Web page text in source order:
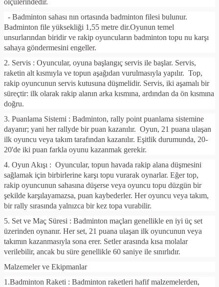
- Badminton sahası nın ortasında badminton filesi bulunur.
Badminton file yüksekliği 1,55 metre dir.Oyunun temel
unsurlarından biridir ve rakip oyuncuların badminton topu nu karşı
sahaya göndermesini engeller.
2. Servis : Oyuncular, oyuna başlangıç servis ile başlar. Servis,
raketin alt kısmıyla ve topun aşağıdan vurulmasıyla yapılır. Top,
rakip oyuncunun servis kutusuna düşmelidir. Servis, iki aşamalı bir
süreçtir: ilk olarak rakip alanın arka kısmına, ardından da ön kısmına
doğru.
3. Puanlama Sistemi : Badminton, rally point puanlama sistemine
dayanır; yani her rallyde bir puan kazanılır. Oyun, 21 puana ulaşan
ilk oyuncu veya takım tarafından kazanılır. Eşitlik durumunda, 20-
20'de iki puan farkla oyunu kazanmak gerekir.
4. Oyun Akışı : Oyuncular, topun havada rakip alana düşmesini
sağlamak için birbirlerine karşı topu vurarak oynarlar. Eğer top,
rakip oyuncunun sahasına düşerse veya oyuncu topu düzgün bir
şekilde karşılayamazsa, puan kaybederler. Her oyuncu veya takım,
bir rally sırasında yalnızca bir kez topa vurabilir.
5. Set ve Maç Süresi : Badminton maçları genellikle en iyi üç set
üzerinden oynanır. Her set, 21 puana ulaşan ilk oyuncunun veya
takımın kazanmasıyla sona erer. Setler arasında kısa molalar
verilebilir, ancak bu süre genellikle 60 saniye ile sınırlıdır.
Malzemeler ve Ekipmanlar
1.Badminton Raketi : Badminton raketleri hafif malzemelerden,